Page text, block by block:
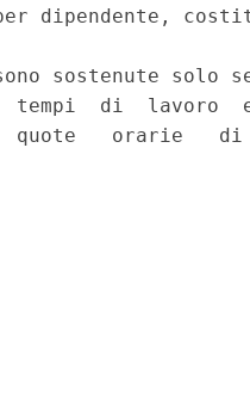
dipendente,
sostenute solo
di  lavoro
orarie   di